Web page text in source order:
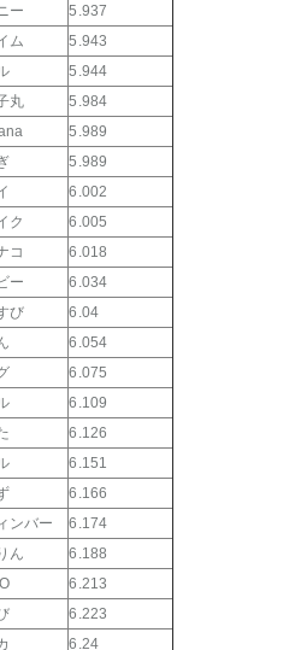
ー
5.937
ム
5.943
5.944
丸
5.984
5.989
5.989
6.002
ク
6.005
コ
6.018
ー
6.034
び
6.04
6.054
6.075
6.109
6.126
6.151
6.166
ンバー
6.174
ん
6.188
6.213
6.223
6.24